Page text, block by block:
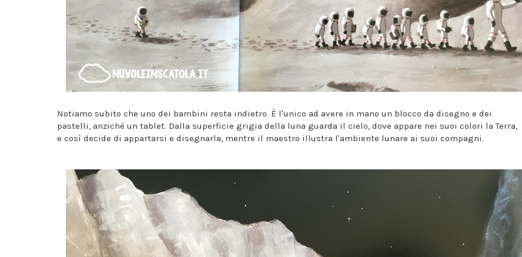
Notiamo subito che uno dei bambini resta indietro. È l'unico ad avere in mano un blocco da disegno e dei
pastelli, anziché un tablet. Dalla superficie grigia della luna guarda il cielo, dove appare nei suoi colori la Terra,
e così decide di appartarsi e disegnarla, mentre il maestro illustra l'ambiente lunare ai suoi compagni.